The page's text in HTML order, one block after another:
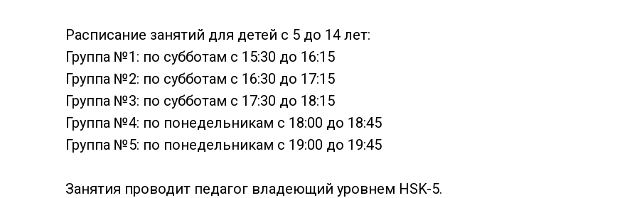
Расписание занятий для детей с 5 до 14 лет:
Группа №1: по субботам с 15:30 до 16:15
Группа №2: по субботам с 16:30 до 17:15
Группа №3: по субботам с 17:30 до 18:15
Группа №4: по понедельникам с 18:00 до 18:45
Группа №5: по понедельникам с 19:00 до 19:45
Занятия проводит педагог владеющий уровнем HSK-5.